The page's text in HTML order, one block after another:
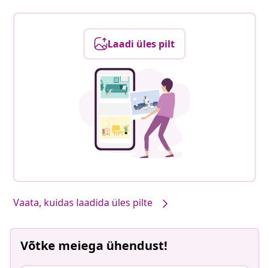
Laadi üles pilt
Vaata, kuidas laadida üles pilte
Võtke meiega ühendust!